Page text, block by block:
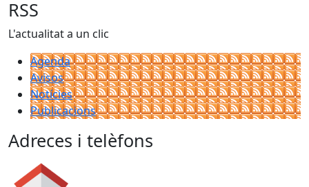
RSS
L'actualitat a un clic
Agenda
Avisos
Notícies
Publicacions
Adreces i telèfons